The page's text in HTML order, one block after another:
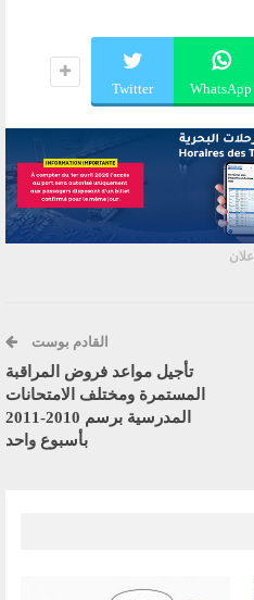
WhatsApp
Twitter
إعلان
القادم بوست
تأجيل مواعد فروض المراقبة
المستمرة ومختلف الامتحانات
المدرسية برسم 2010-2011
بأسبوع واحد